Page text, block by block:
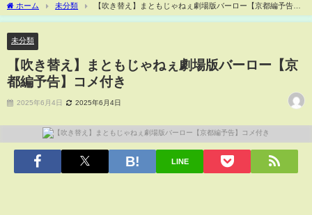
ホーム 未分類
【吹き替え】まともじゃねぇ劇場版バーロー【京都編予告】
コメ付き
未分類
【吹き替え】まともじゃねぇ劇場版バーロー【京
都編予告】コメ付き
2025年6月4日 2025年6月4日
LINE